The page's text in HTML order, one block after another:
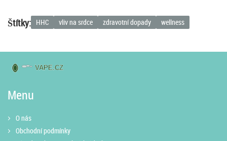
Štítky: HHC vliv na srdce zdravotní dopady wellness
Menu
O nás
Obchodní podmínky